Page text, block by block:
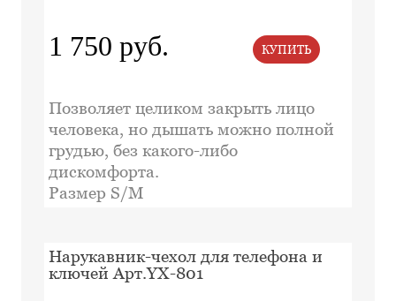
1 750 руб. КУПИТЬ
Позволяет целиком закрыть лицо
человека, но дышать можно полной
грудью, без какого-либо
дискомфорта.
Размер S/M
Нарукавник-чехол для телефона и
ключей Арт.YX-801